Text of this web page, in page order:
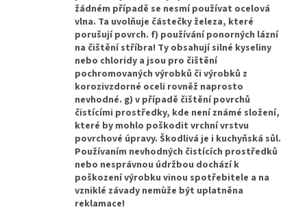
žádném případě se nesmí používat ocelová
vlna. Ta uvolňuje částečky železa, které
porušují povrch. f) používání ponorných lázní
na čištění stříbra! Ty obsahují silné kyseliny
nebo chloridy a jsou pro čištění
pochromovaných výrobků či výrobků z
korozivzdorné oceli rovněž naprosto
nevhodné. g) v případě čištění povrchů
čistícími prostředky, kde není známé složení,
které by mohlo poškodit vrchní vrstvu
povrchové úpravy. Škodlivá je i kuchyňská sůl.
Používaním nevhodných čistících prostředků
nebo nesprávnou údržbou dochází k
poškození výrobku vinou spotřebitele a na
vzniklé závady nemùže být uplatněna
reklamace!